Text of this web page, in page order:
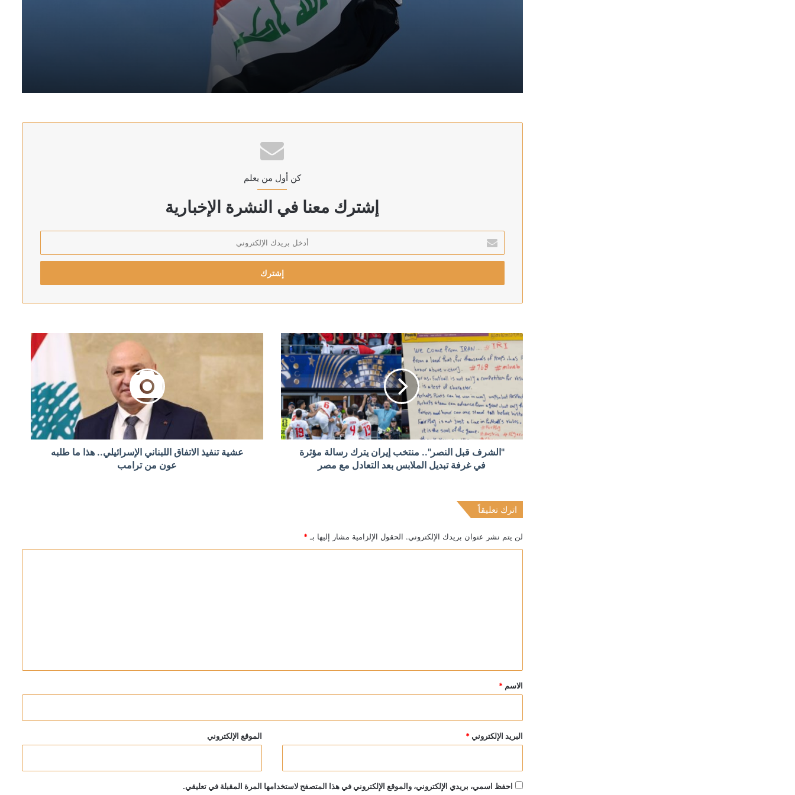
سرايا “أولياء الدم” العراقية تطالب بحصر سلاح الحكومة بيد المقاومة في حال تقاعست عن أداء واجباتها
تكالة يحتفظ برئاسة مجلس الدولة الليبي بـ80 صوتا في الجولة الثانية
إعلام فلسطيني: مفاوضات القاهرة تتقدم نحو ورقة تفاهم بين حماس والوسطاء تشمل السلاح
منذ 3 ساعات
تقرير أممى: 770 ألف طفل في سن التعليم بغزة وسط فجوات في الوصول لمساحات التعلم المؤقتة
الخارجية البحرينية تدين تكرار محاولات استهداف المنشآت البترولية بالسعودية
منذ 4 ساعات
كن أول من يعلم
إشترك معنا في النشرة الإخبارية
بريدك
الإلكتروني
"الشرف قبل النصر".. منتخب إيران يترك رسالة مؤثرة
في غرفة تبديل الملابس بعد التعادل مع مصر
عشية تنفيذ الاتفاق اللبناني الإسرائيلي.. هذا ما طلبه
عون من ترامب
اترك تعليقاً
لن يتم نشر عنوان بريدك الإلكتروني. الحقول الإلزامية مشار إليها بـ *
*
الاسم *
البريد الإلكتروني * الموقع الإلكتروني
احفظ اسمي، بريدي الإلكتروني، والموقع الإلكتروني في هذا المتصفح لاستخدامها المرة المقبلة في تعليقي.